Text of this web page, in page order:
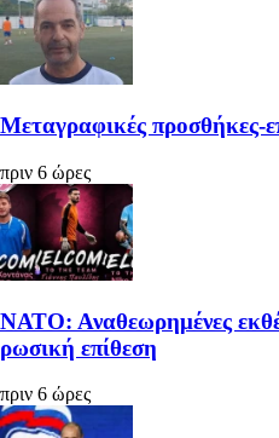
Μεταγραφικές προσθήκες-
πριν 6 ώρες
ΝΑΤΟ: Αναθεωρημένες
ρωσική επίθεση
πριν 6 ώρες